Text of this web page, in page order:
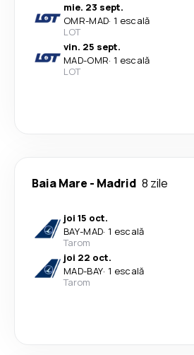
mie. 23 sept.
OMR-MAD· 1 escală
LOT
vin. 25 sept.
MAD-OMR· 1 escală
LOT
Baia Mare - Madrid 8 zile
joi 15 oct.
BAY-MAD· 1 escală
Tarom
joi 22 oct.
MAD-BAY· 1 escală
Tarom